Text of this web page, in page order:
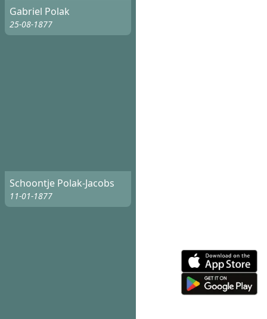
Gabriel Polak
25-08-1877
Schoontje Polak-Jacobs
11-01-1877